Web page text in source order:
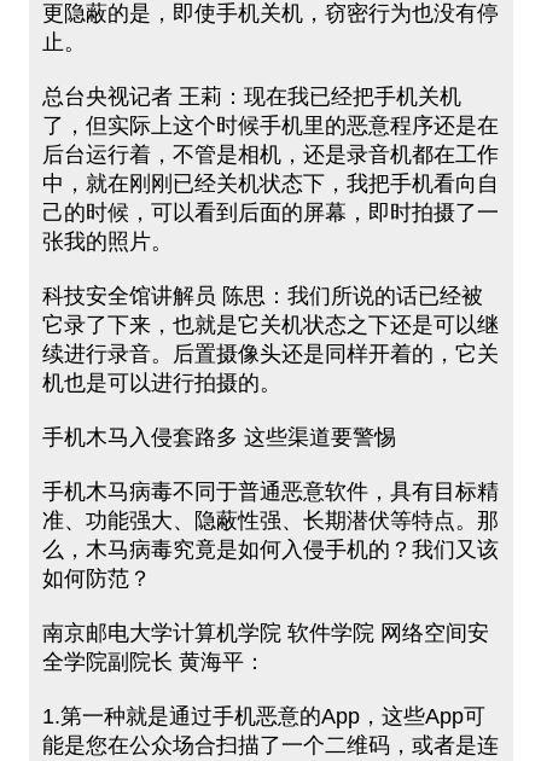
更隐蔽的是，即使手机关机，窃密行为也没有停
止。
总台央视记者 王莉：现在我已经把手机关机
了，但实际上这个时候手机里的恶意程序还是在
后台运行着，不管是相机，还是录音机都在工作
中，就在刚刚已经关机状态下，我把手机看向自
己的时候，可以看到后面的屏幕，即时拍摄了一
张我的照片。
科技安全馆讲解员 陈思：我们所说的话已经被
它录了下来，也就是它关机状态之下还是可以继
续进行录音。后置摄像头还是同样开着的，它关
机也是可以进行拍摄的。
手机木马入侵套路多 这些渠道要警惕
手机木马病毒不同于普通恶意软件，具有目标精
准、功能强大、隐蔽性强、长期潜伏等特点。那
么，木马病毒究竟是如何入侵手机的？我们又该
如何防范？
南京邮电大学计算机学院 软件学院 网络空间安
全学院副院长 黄海平：
1.第一种就是通过手机恶意的App，这些App可
能是您在公众场合扫描了一个二维码，或者是连